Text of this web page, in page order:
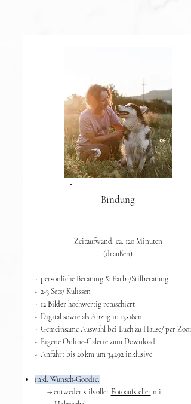
Bindung
Zeitaufwand: ca. 120 Minuten
(draußen)​
- persönliche Beratung & Farb-/Stilberatung
- 2-3 Sets/ Kulissen
- 12 Bilderhochwertig retuschiert
- Digitalsowie alsAbzugin 13×18cm
- Gemeinsame Auswahl bei Euch zu Hause/ per Zoom
- Eigene Online-Galerie zum Download
- Anfahrt bis 20 km um 34292 inklusive
inkl. Wunsch-Goodie:
​ → entweder stilvoller Fotoaufstellermit